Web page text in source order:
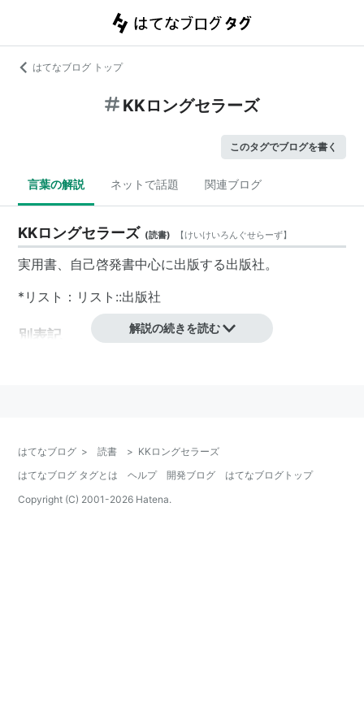
はてなブログ トップ
KKロングセラーズ
このタグでブログを書く
言葉の解説 ネットで話題 関連ブログ
KKロングセラーズ (読書) 【けいけいろんぐせらーず】
実用書、自己啓発書中心に出版する出版社。
*リスト： リスト::出版社
別表記 解説の続きを読む
はてなブログ > 読書 > KKロングセラーズ
はてなブログ タグとは
ヘルプ 開発ブログ
はてなブログトップ
Copyright (C) 2001-2026 Hatena.